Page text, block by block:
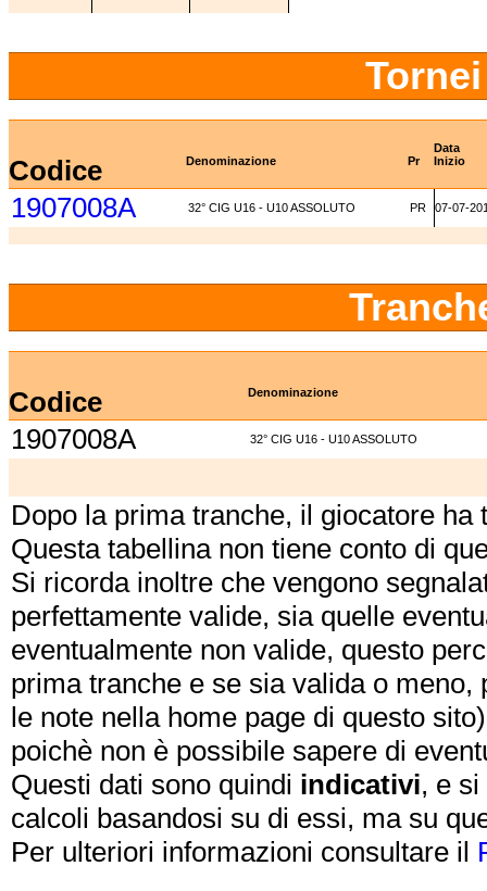
Data
Codice Denominazione Pr Inizio
1907008A 32° CIG U16 - U10 ASSOLUTO PR 07-07-
Codice Denominazione
1907008A 32° CIG U16 - U10 ASSOLUTO
Dopo la prima tranche, il giocatore
Questa tabellina non tiene conto di
Si ricorda inoltre che vengono
perfettamente valide, sia quelle
eventualmente non valide, questo
prima tranche e se sia valida o
le note nella home page di questo
poichè non è possibile sapere di
Questi dati sono quindi indicativi, e
calcoli basandosi su di essi, ma su
Per ulteriori informazioni consultare il